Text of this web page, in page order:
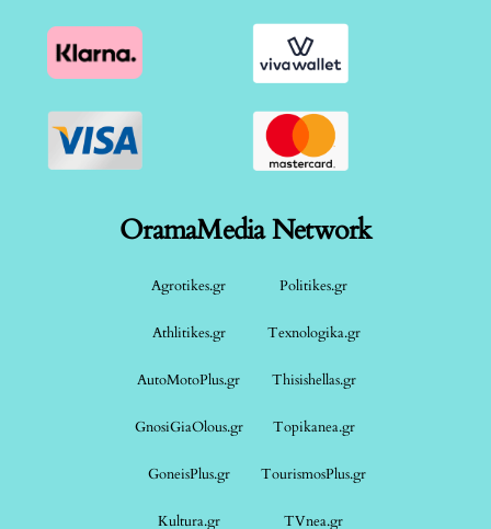
OramaMedia Network
Agrotikes.gr Politikes.gr
Athlitikes.gr Texnologika.gr
AutoMotoPlus.gr Thisishellas.gr
GnosiGiaOlous.gr Topikanea.gr
GoneisPlus.gr TourismosPlus.gr
Kultura.gr TVnea.gr